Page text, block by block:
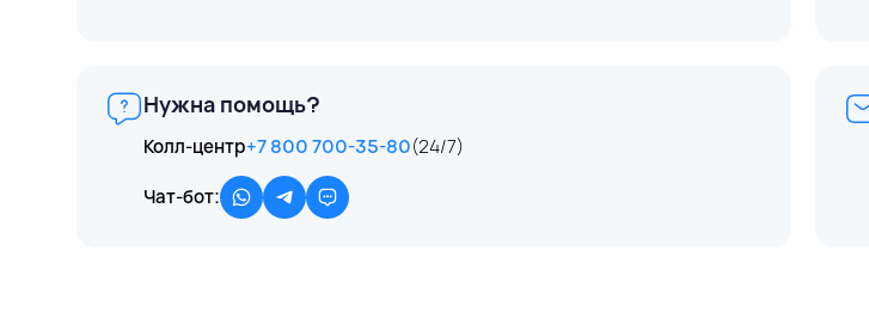
Нужна помощь?
Колл-центр+7 800 700-35-80(24/7)
Чат-бот: